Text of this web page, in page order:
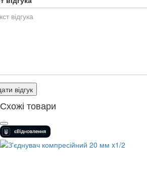
відгук
Схожі товари